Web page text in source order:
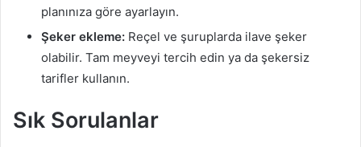
planınıza göre ayarlayın.
Şeker ekleme: Reçel ve şuruplarda ilave şeker
olabilir. Tam meyveyi tercih edin ya da şekersiz
tarifler kullanın.
Sık Sorulanlar